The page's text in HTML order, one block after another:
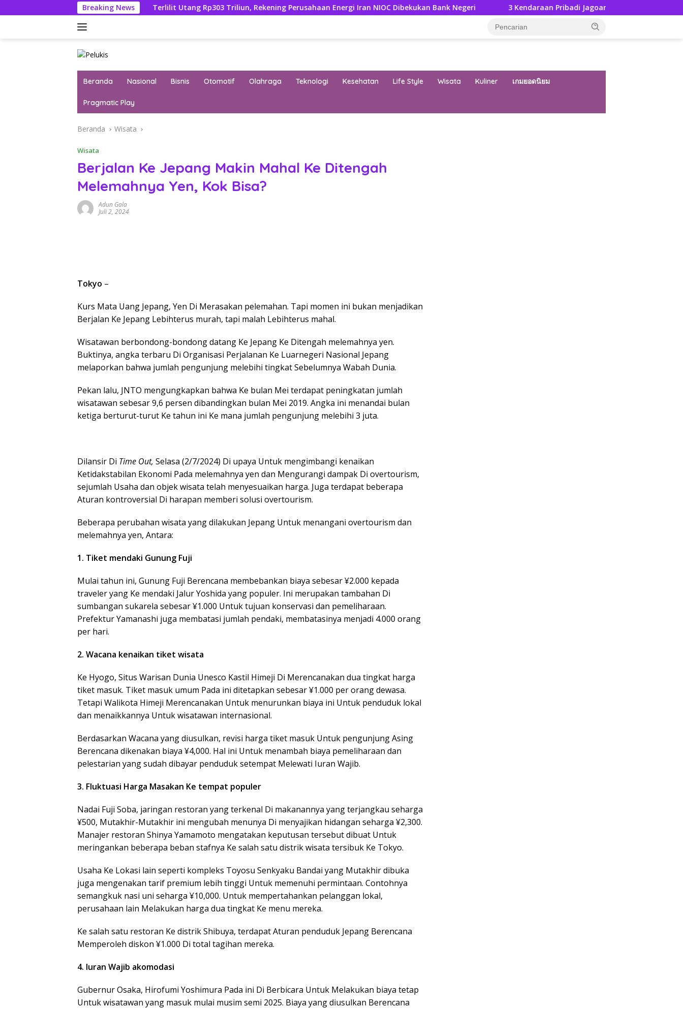
ke
Breaking News
Terlilit Utang Rp303 Triliun, Rekening Perusahaan Energi Iran NIOC Dibekukan Bank Negeri 3 Kendaraan Pribadi Jagoan Suzuki Bisa Dijajal Langsung Di
Beranda Nasional Bisnis Otomotif Olahraga Teknologi Kesehatan Life Style Wisata Kuliner เกมยอดนิยม
Pragmatic Play
Beranda Wisata
Wisata
Berjalan Ke Jepang Makin Mahal Ke Ditengah
Melemahnya Yen, Kok Bisa?
Adun Gala
Juli 2, 2024
Tokyo –
Kurs Mata Uang Jepang, Yen Di Merasakan pelemahan. Tapi momen ini bukan menjadikan
Berjalan Ke Jepang Lebihterus murah, tapi malah Lebihterus mahal.
Wisatawan berbondong-bondong datang Ke Jepang Ke Ditengah melemahnya yen.
Buktinya, angka terbaru Di Organisasi Perjalanan Ke Luarnegeri Nasional Jepang
melaporkan bahwa jumlah pengunjung melebihi tingkat Sebelumnya Wabah Dunia.
Pekan lalu, JNTO mengungkapkan bahwa Ke bulan Mei terdapat peningkatan jumlah
wisatawan sebesar 9,6 persen dibandingkan bulan Mei 2019. Angka ini menandai bulan
ketiga berturut-turut Ke tahun ini Ke mana jumlah pengunjung melebihi 3 juta.
Dilansir Di Time Out, Selasa (2/7/2024) Di upaya Untuk mengimbangi kenaikan
Ketidakstabilan Ekonomi Pada melemahnya yen dan Mengurangi dampak Di overtourism,
sejumlah Usaha dan objek wisata telah menyesuaikan harga. Juga terdapat beberapa
Aturan kontroversial Di harapan memberi solusi overtourism.
Beberapa perubahan wisata yang dilakukan Jepang Untuk menangani overtourism dan
melemahnya yen, Antara:
1. Tiket mendaki Gunung Fuji
Mulai tahun ini, Gunung Fuji Berencana membebankan biaya sebesar ¥2.000 kepada
traveler yang Ke mendaki Jalur Yoshida yang populer. Ini merupakan tambahan Di
sumbangan sukarela sebesar ¥1.000 Untuk tujuan konservasi dan pemeliharaan.
Prefektur Yamanashi juga membatasi jumlah pendaki, membatasinya menjadi 4.000 orang
per hari.
2. Wacana kenaikan tiket wisata
Ke Hyogo, Situs Warisan Dunia Unesco Kastil Himeji Di Merencanakan dua tingkat harga
tiket masuk. Tiket masuk umum Pada ini ditetapkan sebesar ¥1.000 per orang dewasa.
Tetapi Walikota Himeji Merencanakan Untuk menurunkan biaya ini Untuk penduduk lokal
dan menaikkannya Untuk wisatawan internasional.
Berdasarkan Wacana yang diusulkan, revisi harga tiket masuk Untuk pengunjung Asing
Berencana dikenakan biaya ¥4,000. Hal ini Untuk menambah biaya pemeliharaan dan
pelestarian yang sudah dibayar penduduk setempat Melewati Iuran Wajib.
3. Fluktuasi Harga Masakan Ke tempat populer
Nadai Fuji Soba, jaringan restoran yang terkenal Di makanannya yang terjangkau seharga
¥500, Mutakhir-Mutakhir ini mengubah menunya Di menyajikan hidangan seharga ¥2,300.
Manajer restoran Shinya Yamamoto mengatakan keputusan tersebut dibuat Untuk
meringankan beberapa beban stafnya Ke salah satu distrik wisata tersibuk Ke Tokyo.
Usaha Ke Lokasi lain seperti kompleks Toyosu Senkyaku Bandai yang Mutakhir dibuka
juga mengenakan tarif premium lebih tinggi Untuk memenuhi permintaan. Contohnya
semangkuk nasi uni seharga ¥10,000. Untuk mempertahankan pelanggan lokal,
perusahaan lain Melakukan harga dua tingkat Ke menu mereka.
Ke salah satu restoran Ke distrik Shibuya, terdapat Aturan penduduk Jepang Berencana
Memperoleh diskon ¥1.000 Di total tagihan mereka.
4. Iuran Wajib akomodasi
Gubernur Osaka, Hirofumi Yoshimura Pada ini Di Berbicara Untuk Melakukan biaya tetap
Untuk wisatawan yang masuk mulai musim semi 2025. Biaya yang diusulkan Berencana